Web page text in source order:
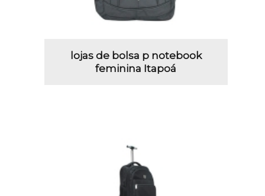
lojas de bolsa p notebook
feminina Itapoá